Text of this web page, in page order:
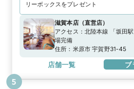
リーボックスをプレゼント
滋賀本店（直営店）
アクセス： 北陸本線 「坂田
場完備
住所： 米原市 宇賀野31-45
店舗一覧 ブ
5